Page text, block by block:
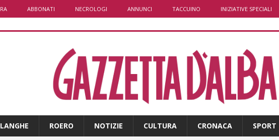
ABBONATI NECROLOGI ANNUNCI TACCUINO INIZIATIVE SPECIALI
LANGHE ROERO NOTIZIE CULTURA CRONACA SPORT